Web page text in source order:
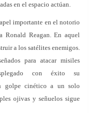
en el espacio actúan.
importante en el notorio
Ronald Reagan. En aquel
a los satélites enemigos.
para atacar misiles
con éxito su
golpe cinético a un solo
ojivas y señuelos sigue